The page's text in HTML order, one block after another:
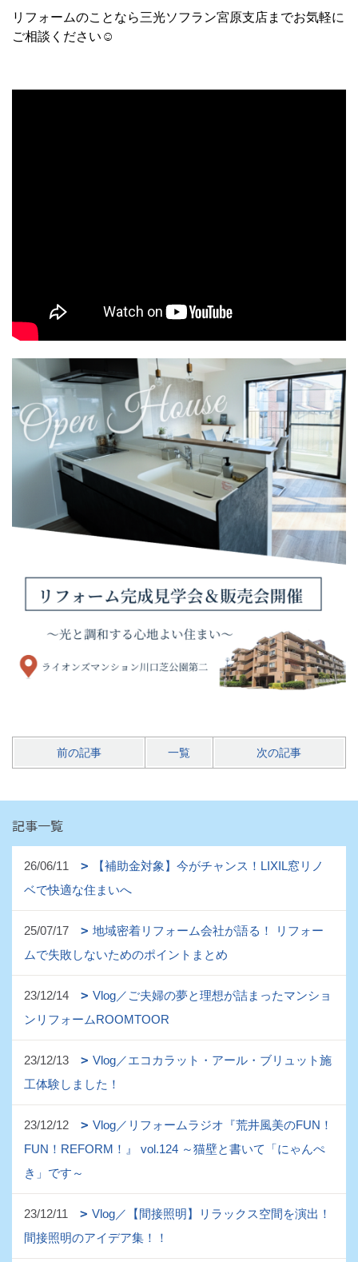
リフォームのことなら三光ソフラン宮原支店までお気軽に
ご相談ください☺
前の記事 一覧 次の記事
記事一覧
26/06/11
【補助金対象】今がチャンス！LIXIL窓リノ
ベで快適な住まいへ
25/07/17
地域密着リフォーム会社が語る！ リフォー
ムで失敗しないためのポイントまとめ
23/12/14
Vlog／ご夫婦の夢と理想が詰まったマンショ
ンリフォームROOMTOOR
23/12/13
Vlog／エコカラット・アール・ブリュット施
工体験しました！
23/12/12
Vlog／リフォームラジオ『荒井風美のFUN！
FUN！REFORM！』 vol.124 ～猫壁と書いて「にゃんぺ
き」です～
23/12/11
Vlog／【間接照明】リラックス空間を演出！
間接照明のアイデア集！！